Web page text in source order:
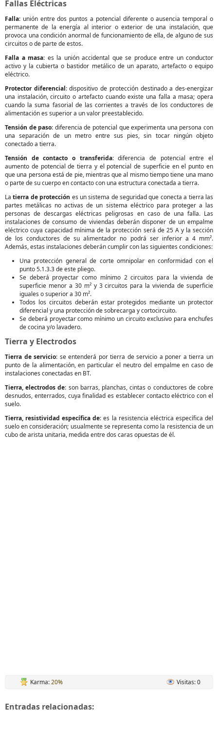
Fallas Eléctricas
Falla: unión entre dos puntos a potencial diferente o ausencia temporal o
permanente de la energía al interior o exterior de una instalación, que
provoca una condición anormal de funcionamiento de ella, de alguno de sus
circuitos o de parte de estos.
Falla a masa: es la unión accidental que se produce entre un conductor
activo y la cubierta o bastidor metálico de un aparato, artefacto o equipo
eléctrico.
Protector diferencial: dispositivo de protección destinado a des-energizar
una instalación, circuito o artefacto cuando existe una falla a masa; opera
cuando la suma fasorial de las corrientes a través de los conductores de
alimentación es superior a un valor preestablecido.
Tensión de paso: diferencia de potencial que experimenta una persona con
una separación de un metro entre sus pies, sin tocar ningún objeto
conectado a tierra.
Tensión de contacto o transferida: diferencia de potencial entre el
aumento de potencial de tierra y el potencial de superficie en el punto en
que una persona está de pie, mientras que al mismo tiempo tiene una mano
o parte de su cuerpo en contacto con una estructura conectada a tierra.
Latierra de protección es un sistema de seguridad que conecta a tierra las
partes metálicas no activas de un sistema eléctrico para proteger a las
personas de descargas eléctricas peligrosas en caso de una falla. Las
instalaciones de consumo de viviendas deberán disponer de un empalme
eléctrico cuya capacidad mínima de la protección será de 25 A y la sección
de los conductores de su alimentador no podrá ser inferior a 4 mm².
Además, estas instalaciones deberán cumplir con las siguientes condiciones:
Una protección general de corte omnipolar en conformidad con el
punto 5.1.3.3 de este pliego.
Se deberá proyectar como mínimo 2 circuitos para la vivienda de
superficie menor a 30 m² y 3 circuitos para la vivienda de superficie
iguales o superior a 30 m².
Todos los circuitos deberán estar protegidos mediante un protector
diferencial y una protección de sobrecarga y cortocircuito.
Se deberá proyectar como mínimo un circuito exclusivo para enchufes
de cocina y/o lavadero.
Tierra y Electrodos
Tierra de servicio: se entenderá por tierra de servicio a poner a tierra un
punto de la alimentación, en particular el neutro del empalme en caso de
instalaciones conectadas en BT.
Tierra, electrodos de: son barras, planchas, cintas o conductores de cobre
desnudos, enterrados, cuya finalidad es establecer contacto eléctrico con el
suelo.
Tierra, resistividad específica de: es la resistencia eléctrica específica del
suelo en consideración; usualmente se representa como la resistencia de un
cubo de arista unitaria, medida entre dos caras opuestas de él.
Karma:20% Visitas: 0
Entradas relacionadas: